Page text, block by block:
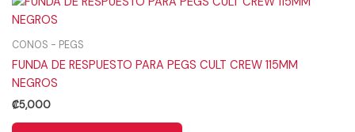
CONOS - PEGS
FUNDA DE RESPUESTO PARA PEGS CULT CREW 115MM
NEGROS
₡5,000